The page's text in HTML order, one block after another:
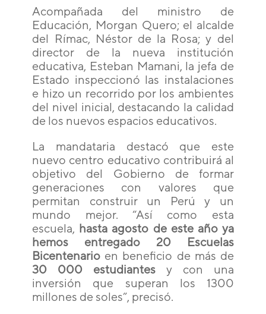
Acompañada del ministro de
Educación, Morgan Quero; el alcalde
del Rímac, Néstor de la Rosa; y del
director de la nueva institución
educativa, Esteban Mamani, la jefa de
Estado inspeccionó las instalaciones
e hizo un recorrido por los ambientes
del nivel inicial, destacando la calidad
de los nuevos espacios educativos.
La mandataria destacó que este
nuevo centro educativo contribuirá al
objetivo del Gobierno de formar
generaciones con valores que
permitan construir un Perú y un
mundo mejor. “Así como esta
escuela, hasta agosto de este año ya
hemos entregado 20 Escuelas
Bicentenario en beneficio de más de
30 000 estudiantes y con una
inversión que superan los 1300
millones de soles”, precisó.